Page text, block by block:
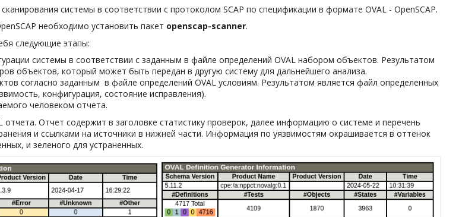
системы в соответствии с протоколом SCAP по спецификации в формате OVAL - OpenSCAP.
необходимо установить пакет openscap-scanner.
следующие этапы:
системы в соответствии с заданным в файле определений OVAL набором объектов. Результатом
объектов, который может быть передан в другую систему для дальнейшего анализа.
согласно заданным в файле определений OVAL условиям. Результатом является файл определенных
конфигурация, состояние исправления).
человеком отчета.
отчета. Отчет содержит в заголовке статистику проверок, далее информацию о системе и перечень
и ссылками на источники в нижней части. Информация по уязвимостям окрашивается в оттенок
и зеленого для устраненных.